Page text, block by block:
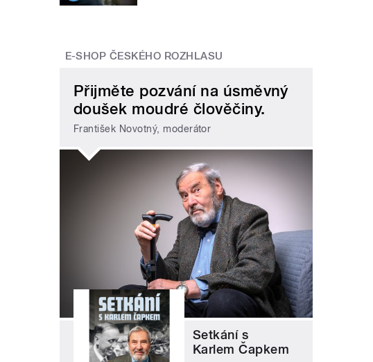
E-SHOP ČESKÉHO ROZHLASU
Přijměte pozvání na úsměvný
doušek moudré člověčiny.
František Novotný, moderátor
Setkání s
Karlem Čapkem